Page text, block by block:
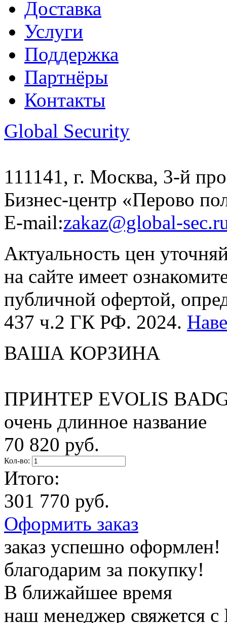
Доставка
Услуги
Поддержка
Партнёры
Контакты
Global Security
111141, г. Москва, 3-й
Бизнес-центр «Перово
E-mail:zakaz@global-
Актуальность цен
на сайте имеет
публичной офертой,
437 ч.2 ГК РФ. 2024.
ВАША КОРЗИНА
ПРИНТЕР EVOLIS
очень длинное название
70 820 руб.
Кол-во:
Итого:
301 770 руб.
Оформить заказ
заказ успешно оформлен!
благодарим за покупку!
В ближайшее время
наш менеджер свяжется